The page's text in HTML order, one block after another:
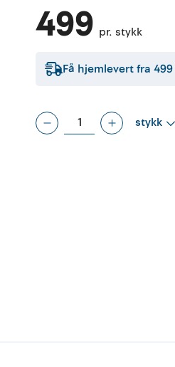
499 pr. stykk
Få hjemlevert fra 499
stykk